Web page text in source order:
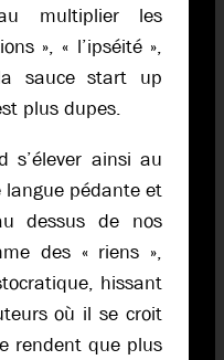
multiplier les
», « l’ipséité »,
sauce start up
plus dupes.
s’élever ainsi au
langue pédante et
dessus de nos
des « riens »,
hissant
où il se croit
rendent que plus